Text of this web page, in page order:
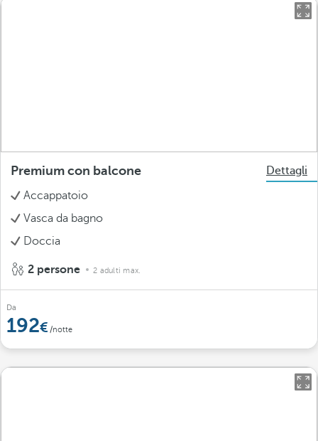
Premium con balcone
Dettagli
Accappatoio
Vasca da bagno
Doccia
2 persone 2 adulti max.
Da
192 /notte